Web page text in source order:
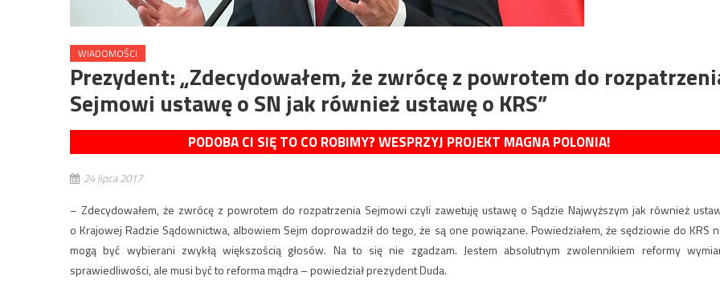
WIADOMOŚCI
Prezydent: „Zdecydowałem, że zwrócę z powrotem do
Sejmowi ustawę o SN jak również ustawę o KRS”
PODOBA CI SIĘ TO CO ROBIMY? WESPRZYJ PROJEKT MAGNA POLONIA!
24 lipca 2017
– Zdecydowałem, że zwrócę z powrotem do rozpatrzenia Sejmowi czyli zawetuję ustawę o Sądzie Najwyższym jak również
o Krajowej Radzie Sądownictwa, albowiem Sejm doprowadził do tego, że są one powiązane. Powiedziałem, że sędziowie do KRS
mogą być wybierani zwykłą większością głosów. Na to się nie zgadzam. Jestem absolutnym zwolennikiem reformy
sprawiedliwości, ale musi być to reforma mądra – powiedział prezydent Duda.